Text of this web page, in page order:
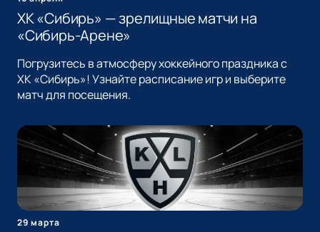
ХК «Сибирь» — зрелищные матчи на
«Сибирь-Арене»
Погрузитесь в атмосферу хоккейного праздника с
ХК «Сибирь»! Узнайте расписание игр и выберите
матч для посещения.
29 марта